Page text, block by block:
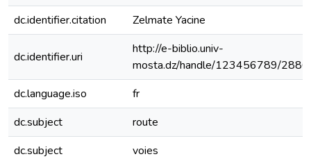
dc.identifier.citation
Zelmate Yacine
dc.identifier.uri
http://e-biblio.univ-
mosta.dz/handle/123456789/
dc.language.iso
fr
dc.subject
route
dc.subject
voies